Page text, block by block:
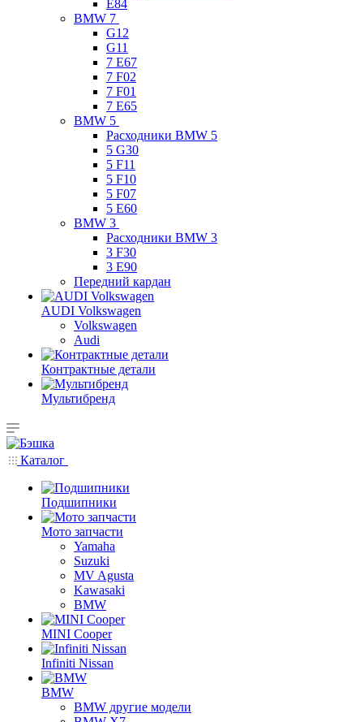
E84
BMW 7
G12
G11
7 Е67
7 F02
7 F01
7 E65
BMW 5
Расходники BMW 5
5 G30
5 F11
5 F10
5 F07
5 E60
BMW 3
Расходники BMW 3
3 F30
3 E90
Передний кардан
AUDI Volkswagen
Volkswagen
Audi
Контрактные детали
Мультибренд
Каталог
Подшипники
Мото запчасти
Yamaha
Suzuki
MV Agusta
Kawasaki
BMW
MINI Cooper
Infiniti Nissan
BMW
BMW другие модели